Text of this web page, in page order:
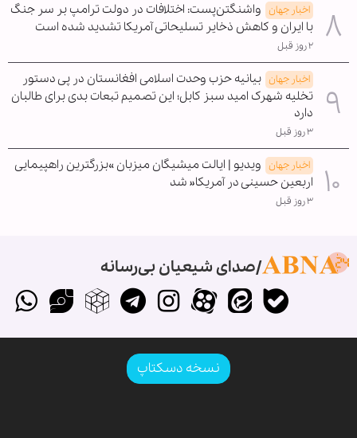
اخبار جهان واشنگتن‌پست: اختلافات در دولت ترامپ بر سر جنگ
با ایران و کاهش ذخایر تسلیحاتی آمریکا تشدید شده است
۲ روز قبل
اخبار جهان بیانیه حزب وحدت اسلامی افغانستان در پی دستور
تخلیه شهرک امید سبز کابل؛ این تصمیم تبعات بدی برای طالبان
دارد
۳ روز قبل
اخبار جهان ویدیو | ایالت میشیگان میزبان »بزرگترین راهپیمایی
اربعین حسینی در آمریکا« شد
۳ روز قبل
صدای شیعیان بی‌رسانه
نسخه دسکتاپ